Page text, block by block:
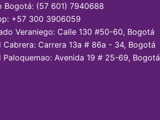
Bogotá: (57 601) 7940688
+57 300 3906059
Veraniego: Calle 130 #50-60, Bogotá
Cabrera: Carrera 13a # 86a - 34, Bogotá
Paloquemao: Avenida 19 # 25-69, Bogotá